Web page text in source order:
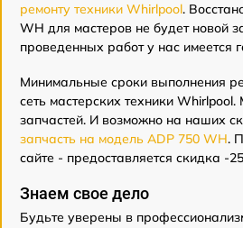
ремонту техники Whirlpool.
WH для мастеров не будет новой
проведенных работ у нас имеется
Минимальные сроки выполнения
сеть мастерских техники
запчастей. И возможно на наших
запчасть на модель ADP 750 WH.
сайте - предоставляется скидка -
Знаем свое дело
Будьте уверены в